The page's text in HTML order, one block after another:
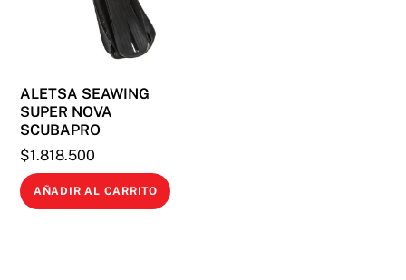
ALETSA SEAWING
SUPER NOVA
SCUBAPRO
$1.818.500
AÑADIR AL CARRITO